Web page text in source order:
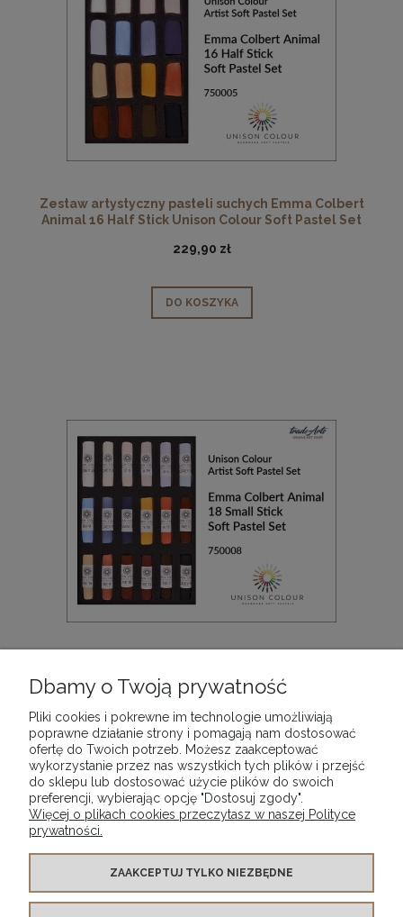
Zestaw artystyczny pasteli suchych Emma Colbert
Animal 16 Half Stick Unison Colour Soft Pastel Set
229,90 zł
DO KOSZYKA
Animal 18 Small Stick Unison Colour Soft Pastel Set
436,90 zł
DO KOSZYKA
WARUNKI ZAKUPÓW
Dbamy o Twoją prywatność
Pliki cookies i pokrewne im technologie umożliwiają
poprawne działanie strony i pomagają nam dostosować
ofertę do Twoich potrzeb. Możesz zaakceptować
wykorzystanie przez nas wszystkich tych plików i przejść
do sklepu lub dostosować użycie plików do swoich
preferencji, wybierając opcję "Dostosuj zgody".
Więcej o plikach cookies przeczytasz w naszej Polityce
prywatności.
ZAAKCEPTUJ TYLKO NIEZBĘDNE